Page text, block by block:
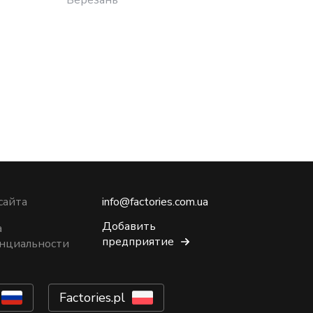
info@factories.com.ua
Добавить
предприятие
Factories.pl